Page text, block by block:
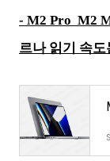
- M2 Pro M2
르나 읽기 속